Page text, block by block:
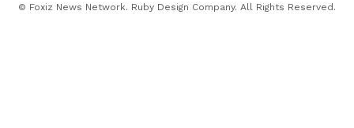
© Foxiz News Network. Ruby Design Company. All Rights Reserved.